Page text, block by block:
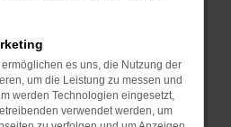
neu.
dein Browser und dein
dem neuesten Stand
es uns, die Nutzung der
um die Leistung zu messen und
werden Technologien eingesetzt,
verwendet werden, um